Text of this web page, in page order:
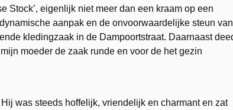
Stock’, eigenlijk niet meer dan een kraam op een
aanpak en de onvoorwaardelijke steun van
kledingzaak in de Dampoortstraat. Daarnaast
moeder de zaak runde en voor de het gezin
was steeds hoffelijk, vriendelijk en charmant en zat